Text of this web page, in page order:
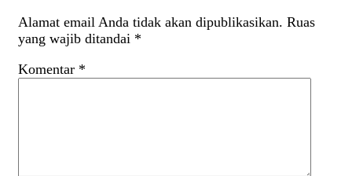
Alamat email Anda tidak akan dipublikasikan. Ruas
yang wajib ditandai *
Komentar *